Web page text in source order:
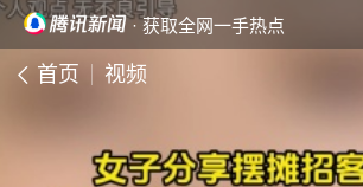
· 获取全网一手热点
首页 视频